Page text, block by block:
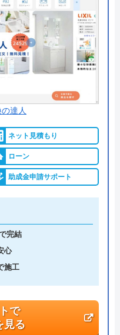
2箇所以上の同時工事
以外もリフォームを
しましょう。
で
談する
～18:00
基本情報
ィング
設立
央区安堂寺町2-2-27 コ
1F
達人
ネット見積もり
ローン
助成金申請サポート
完結
心
施工
で
見る